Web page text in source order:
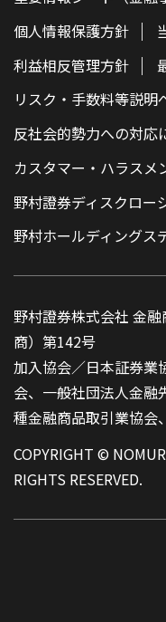
個人情報保護方針
利益相反管理方針
リスク・手数料等説明
反社会的勢力への対応
カスタマー・ハラスメ
野村證券ディスクロー
野村ホールディングス
野村證券株式会社 金
商）第142号
加入協会／日本証券業
会、一般社団法人金融
種金融商品取引業協会
COPYRIGHT ©
RIGHTS RESERVED.